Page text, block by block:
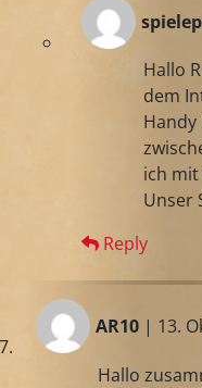
Hallo
dem
Handy
ich
Unser
Reply
AR10 | 13.
Hallo